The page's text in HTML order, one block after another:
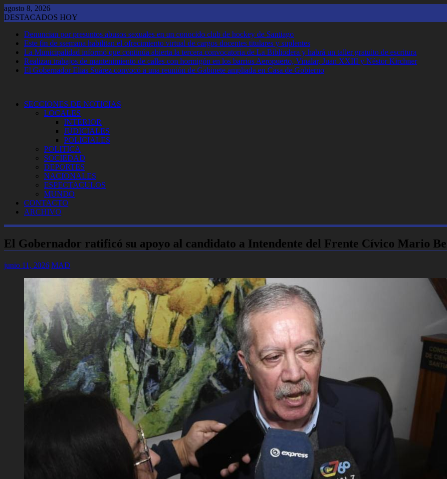
Saltar
al
agosto 8, 2026
DESTACADOS HOY
Denuncian por presuntos abusos sexuales en un conocido club de hockey de Santiago
Este fin de ssemana habilitan el ofrecimiento virtual de cargos docentes titulares y suplentes
La Municipalidad informó que continúa abierta la tercera convocatoria de La Bibliodera y habrá un taller gratuito de escritura
Realizan trabajos de mantenimiento de calles con hormigón en los barrios Aeropuerto, Vinalar, Juan XXIII y Néstor Kirchner
El Gobernador Elias Suárez convocó a una reunión de Gabinete ampliada en Casa de Gobierno
SECCIONES DE NOTICIAS
LOCALES
INTERIOR
JUDICIALES
POLICIALES
POLITICA
SOCIEDAD
DEPORTES
NACIONALES
ESPECTACULOS
MUNDO
CONTACTO
ARCHIVO
El Gobernador ratificó su apoyo al candidato a Intendente del Frente Cívico Mario
junio 11, 2026 MAD